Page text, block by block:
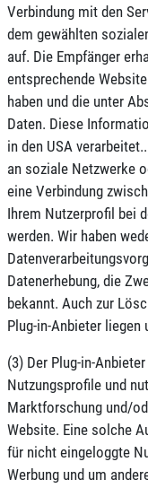
Verbindung mit den
dem gewählten
auf. Die Empfänger
entsprechende
haben und die unter
Daten. Diese
in den USA
an soziale Netzwerke
eine Verbindung
Ihrem Nutzerprofil bei
werden. Wir haben
Datenerhebung, die
bekannt. Auch zur
Plug-in-Anbieter
(3) Der Plug-in-
Nutzungsprofile und
Marktforschung und/
Website. Eine solche
für nicht eingeloggte
Werbung und um